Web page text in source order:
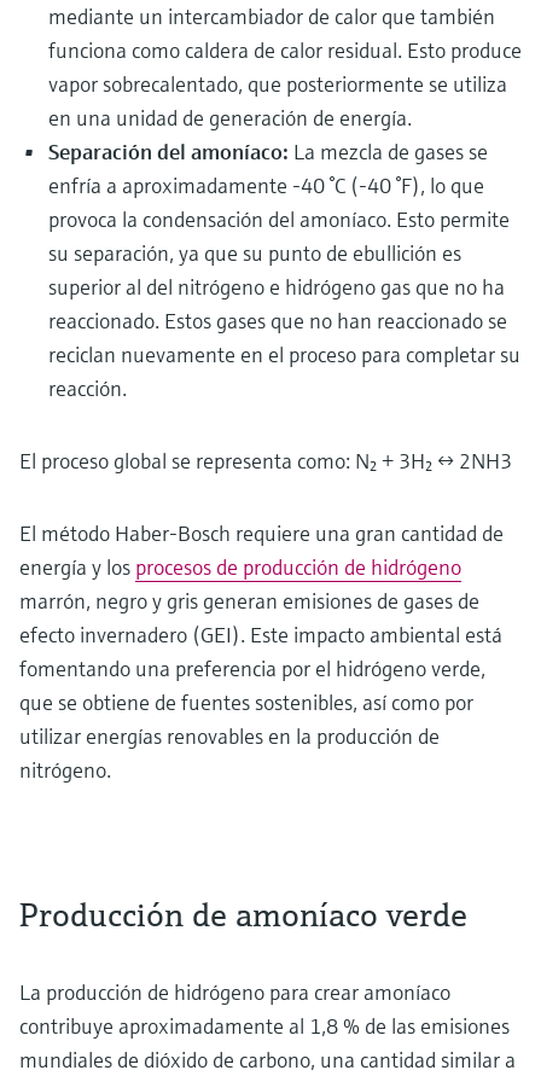
mediante un intercambiador de calor que también
funciona como caldera de calor residual. Esto produce
vapor sobrecalentado, que posteriormente se utiliza
en una unidad de generación de energía.
Separación del amoníaco: La mezcla de gases se
enfría a aproximadamente -40 °C (-40 °F), lo que
provoca la condensación del amoníaco. Esto permite
su separación, ya que su punto de ebullición es
superior al del nitrógeno e hidrógeno gas que no ha
reaccionado. Estos gases que no han reaccionado se
reciclan nuevamente en el proceso para completar su
reacción.
El proceso global se representa como: N₂ + 3H₂ ↔ 2NH3
El método Haber-Bosch requiere una gran cantidad de
energía y los procesos de producción de hidrógeno
marrón, negro y gris generan emisiones de gases de
efecto invernadero (GEI). Este impacto ambiental está
fomentando una preferencia por el hidrógeno verde,
que se obtiene de fuentes sostenibles, así como por
utilizar energías renovables en la producción de
nitrógeno.
Producción de amoníaco verde
La producción de hidrógeno para crear amoníaco
contribuye aproximadamente al 1,8 % de las emisiones
mundiales de dióxido de carbono, una cantidad similar a